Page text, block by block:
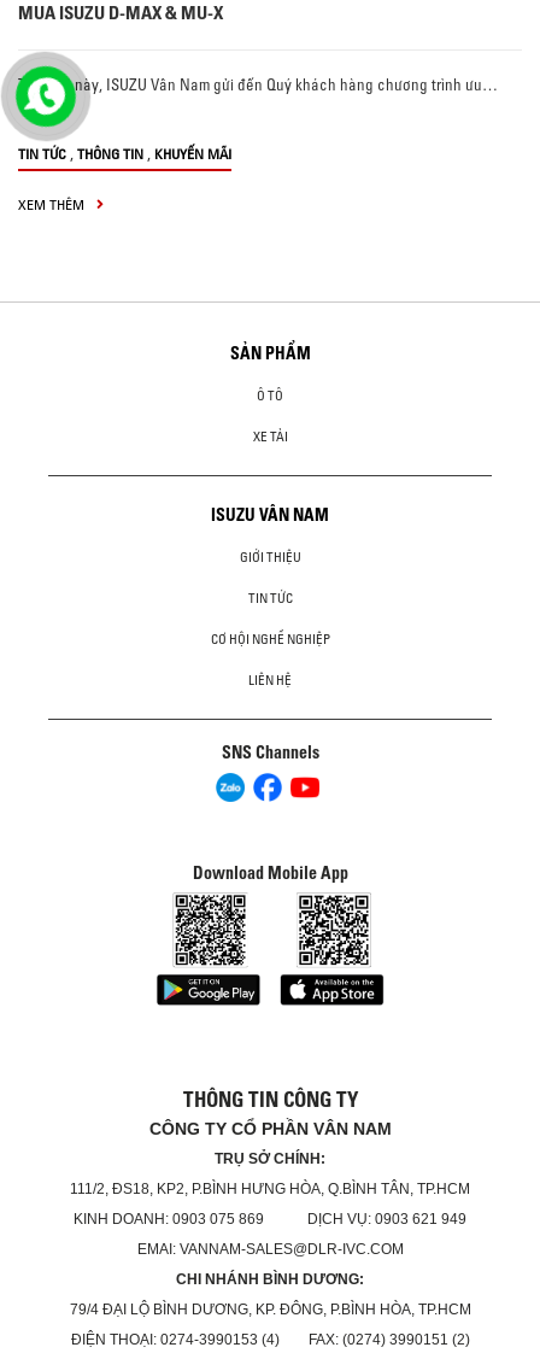
MUA ISUZU D-MAX & MU-X
Tháng 8 này, ISUZU Vân Nam gửi đến Quý khách hàng chương trình ưu…
TIN TỨC , THÔNG TIN , KHUYẾN MÃI
XEM THÊM
SẢN PHẨM
Ô TÔ
XE TẢI
ISUZU VÂN NAM
GIỚI THIỆU
TIN TỨC
CƠ HỘI NGHỀ NGHIỆP
LIÊN HỆ
SNS Channels
Download Mobile App
THÔNG TIN CÔNG TY
CÔNG TY CỔ PHẦN VÂN NAM
TRỤ SỞ CHÍNH:
111/2, ĐS18, KP2, P.BÌNH HƯNG HÒA, Q.BÌNH TÂN, TP.HCM
KINH DOANH: 0903 075 869 DỊCH VỤ: 0903 621 949
EMAI: VANNAM-SALES@DLR-IVC.COM
CHI NHÁNH BÌNH DƯƠNG:
79/4 ĐẠI LỘ BÌNH DƯƠNG, KP. ĐÔNG, P.BÌNH HÒA, TP.HCM
ĐIỆN THOẠI: 0274-3990153 (4) FAX: (0274) 3990151 (2)